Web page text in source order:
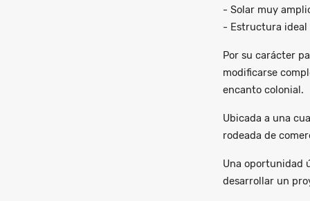
- Solar muy
- Estructura
Por su carácter
modificarse
encanto colonial.
Ubicada a una
rodeada de
Una oportunidad
desarrollar un